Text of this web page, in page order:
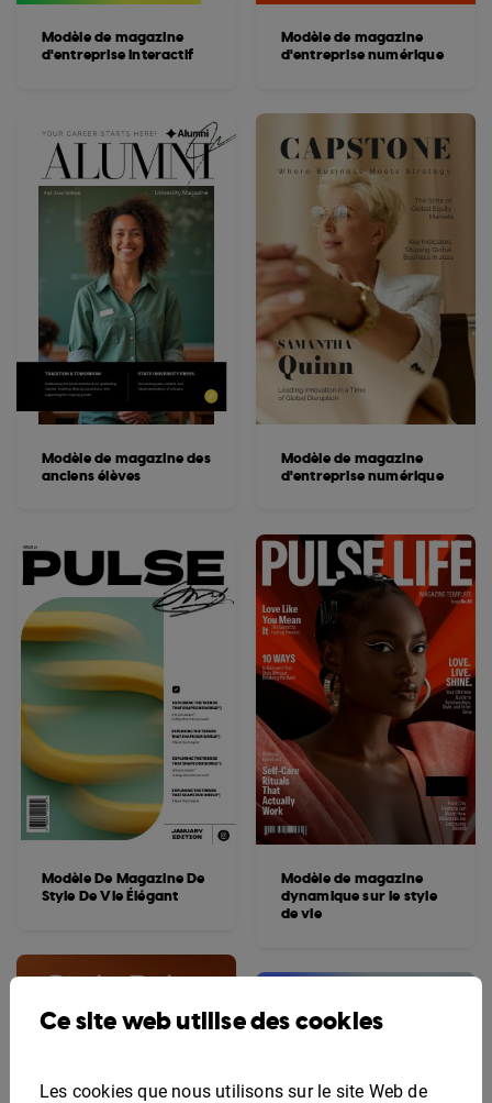
Modèle de magazine
d'entreprise interactif
Modèle de magazine des
anciens élèves
Modèle De Magazine De
Style De Vie Élégant
Modèle de magazine
d'entreprise numérique
Modèle de magazine
d'entreprise numérique
Modèle de magazine
dynamique sur le style
de vie
Ce site web utilise des cookies
Les cookies que nous utilisons sur le site Web de